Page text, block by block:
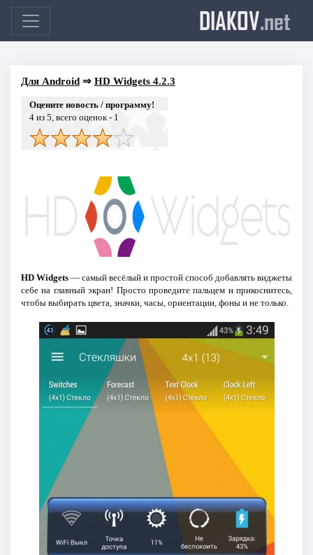
DIAKOV.net
Для Android⇒ HD Widgets 4.2.3
Оцените новость / программу!
4из 5, всего оценок - 1
HD Widgets— самый весёлый и простой способ добавлять виджеты
себе на главный экран! Просто проведите пальцем и прикоснитесь,
чтобы выбирать цвета, значки, часы, ориентации, фоны и не только.